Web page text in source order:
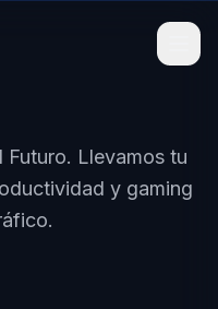
Llevamos tu
y gaming